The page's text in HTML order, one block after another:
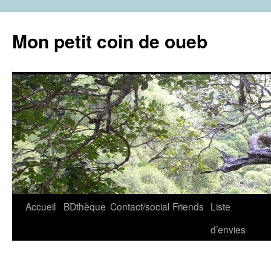
contenu
Mon petit coin de oueb
Accueil BDthèque Contact/social Friends Liste
d’envies